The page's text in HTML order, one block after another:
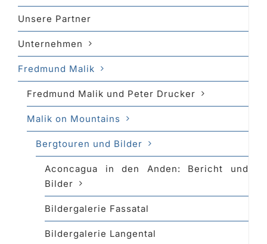
Unsere Partner
Unternehmen
Fredmund Malik
Fredmund Malik und Peter Drucker
Malik on Mountains
Bergtouren und Bilder
Aconcagua in den Anden: Bericht und
Bilder
Bildergalerie Fassatal
Bildergalerie Langental